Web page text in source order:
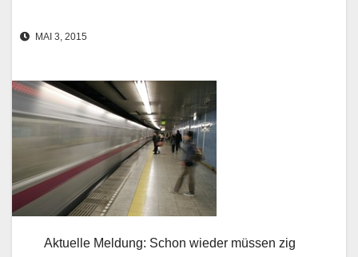
MAI 3, 2015
Aktuelle Meldung: Schon wieder müssen zig